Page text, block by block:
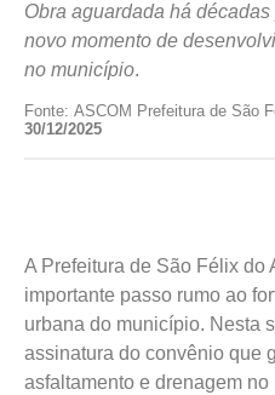
Obra aguardada há
novo momento de
no município.
Fonte: ASCOM Prefeitura de São
30/12/2025
A Prefeitura de São Félix do
importante passo rumo ao
urbana do município. Nesta
assinatura do convênio que
asfaltamento e drenagem